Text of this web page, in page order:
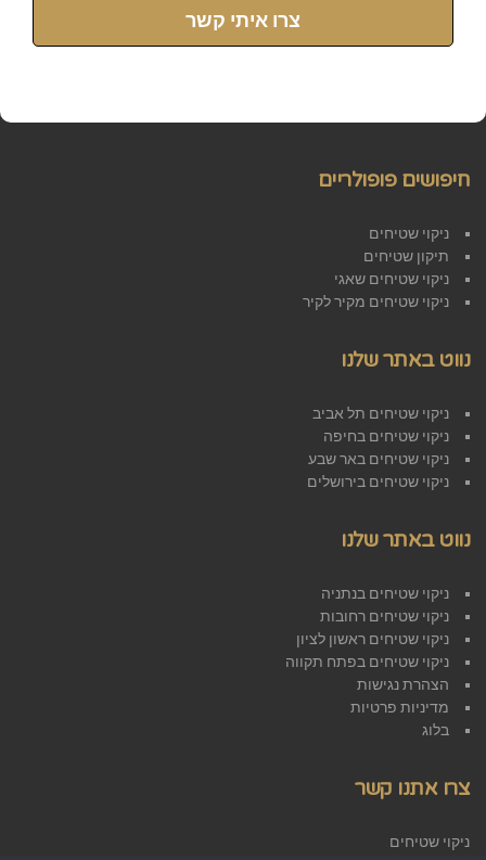
צרו איתי קשר
חיפושים פופולריים
ניקוי שטיחים
תיקון שטיחים
ניקוי שטיחים שאגי
ניקוי שטיחים מקיר לקיר
נווט באתר שלנו
ניקוי שטיחים תל אביב
ניקוי שטיחים בחיפה
ניקוי שטיחים באר שבע
ניקוי שטיחים בירושלים
נווט באתר שלנו
ניקוי שטיחים בנתניה
ניקוי שטיחים רחובות
ניקוי שטיחים ראשון לציון
ניקוי שטיחים בפתח תקווה
הצהרת נגישות
מדיניות פרטיות
בלוג
צרו אתנו קשר
ניקוי שטיחים